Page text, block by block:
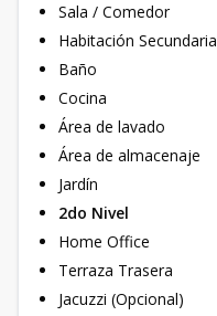
Sala / Comedor
Habitación Secundaria
Baño
Cocina
Área de lavado
Área de almacenaje
Jardín
2do Nivel
Home Office
Terraza Trasera
Jacuzzi (Opcional)